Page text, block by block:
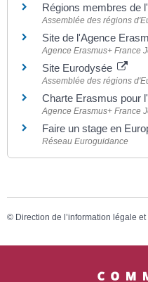
Régions membres de
Assemblée des régions
Site de l'Agence
Agence Erasmus+ France
Site Eurodysée
Assemblée des régions
Charte Erasmus pour
Agence Erasmus+ France
Faire un stage en
Réseau Euroguidance
© Direction de l’information légale